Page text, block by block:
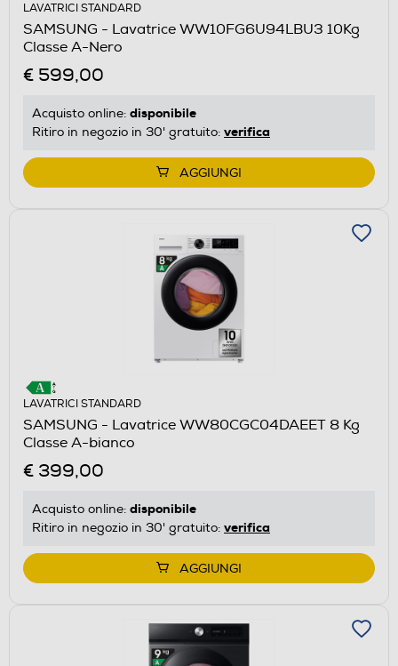
LAVATRICI STANDARD
SAMSUNG - Lavatrice WW10FG6U94LBU3 10Kg
Classe A-Nero
€ 599,00
Acquisto online: disponibile
Ritiro in negozio in 30' gratuito: verifica
AGGIUNGI
LAVATRICI STANDARD
SAMSUNG - Lavatrice WW80CGC04DAEET 8 Kg
Classe A-bianco
€ 399,00
Acquisto online: disponibile
Ritiro in negozio in 30' gratuito: verifica
AGGIUNGI